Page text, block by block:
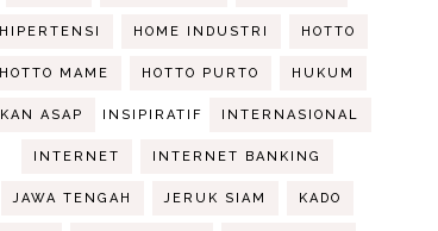
HIPERTENSI HOME INDUSTRI HOTTO
HOTTO MAME HOTTO PURTO HUKUM
IKAN ASAP INSIPIRATIF INTERNASIONAL
INTERNET INTERNET BANKING
JAWA TENGAH JERUK SIAM KADO